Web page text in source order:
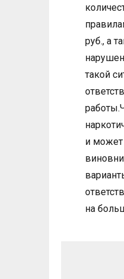
руб., а
такой
и может
на